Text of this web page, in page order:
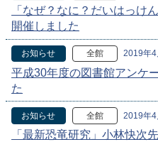
「なぜ？なに？だいはっけ
開催しました
お知らせ 全館 2019年4
平成30年度の図書館アンケ
た
お知らせ 全館 2019年4
「最新恐竜研究」小林快次